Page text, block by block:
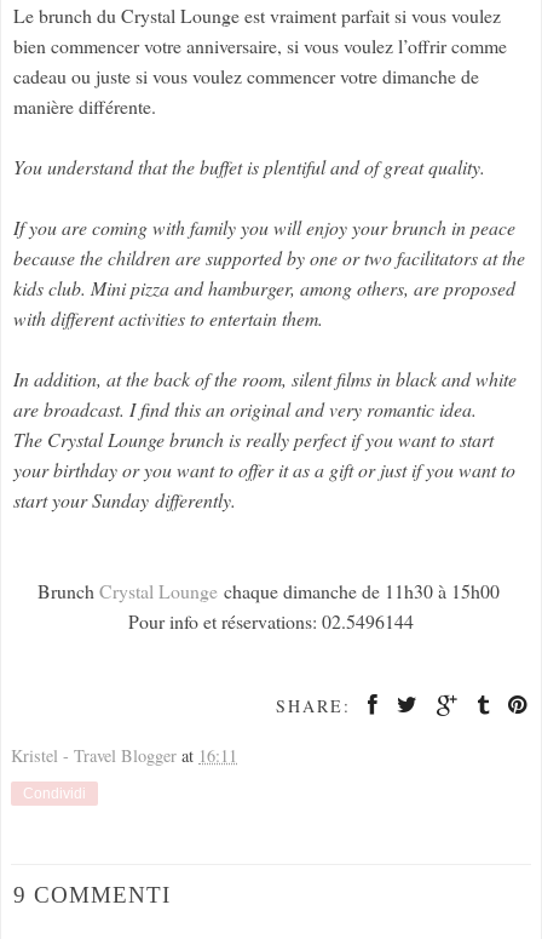
Le brunch du Crystal Lounge est vraiment parfait si vous voulez
bien commencer votre anniversaire, si vous voulez l’offrir comme
cadeau ou juste si vous voulez commencer votre dimanche de
manière différente.
You understand that the buffet is plentiful and of great quality.
If you are coming with family you will enjoy your brunch in peace
because the children are supported by one or two facilitators at the
kids club. Mini pizza and hamburger, among others, are proposed
with different activities to entertain them.
In addition, at the back of the room, silent films in black and white
are broadcast. I find this an original and very romantic idea.
The Crystal Lounge brunch is really perfect if you want to start
your birthday or you want to offer it as a gift or just if you want to
start your Sunday differently.
Brunch Crystal Loungechaque dimanche de 11h30 à 15h00
Pour info et réservations: 02.5496144
SHARE:
Kristel - Travel Blogger at 16:11
Condividi
9 COMMENTI